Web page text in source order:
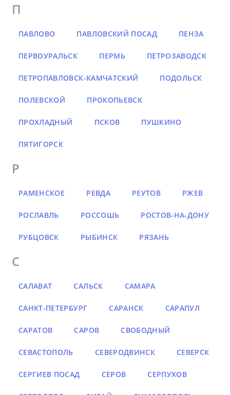
П
ПАВЛОВО ПАВЛОВСКИЙ ПОСАД ПЕНЗА
ПЕРВОУРАЛЬСК ПЕРМЬ ПЕТРОЗАВОДСК
ПЕТРОПАВЛОВСК-КАМЧАТСКИЙ ПОДОЛЬСК
ПОЛЕВСКОЙ ПРОКОПЬЕВСК
ПРОХЛАДНЫЙ ПСКОВ ПУШКИНО
ПЯТИГОРСК
Р
РАМЕНСКОЕ РЕВДА РЕУТОВ РЖЕВ
РОСЛАВЛЬ РОССОШЬ РОСТОВ-НА-ДОНУ
РУБЦОВСК РЫБИНСК РЯЗАНЬ
С
САЛАВАТ САЛЬСК САМАРА
САНКТ-ПЕТЕРБУРГ САРАНСК САРАПУЛ
САРАТОВ САРОВ СВОБОДНЫЙ
СЕВАСТОПОЛЬ СЕВЕРОДВИНСК СЕВЕРСК
СЕРГИЕВ ПОСАД СЕРОВ СЕРПУХОВ